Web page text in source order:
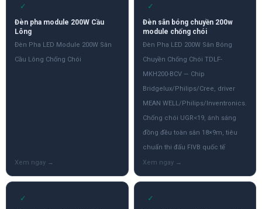
✓
Đèn pha module 200W Cầu
Lông
Đèn Pha LED Module 200W Sân
Cầu Lông Chống Chói
✓
Đèn sân bóng chuyền 200w
module chống chói
Đèn Pha LED 200W Sân Bóng
Chuyền Chống Chói TDLF-
MKH200-BCV — Chip
Bridgelux/Philips/Cree, driver
MEAN WELL/Philips/Inventronics.
Chống chói UGR<19, ánh sáng
đồng đều toàn sân 18×9m, tiêu
chuẩn thi đấu FIVB quốc tế
✓ ✓